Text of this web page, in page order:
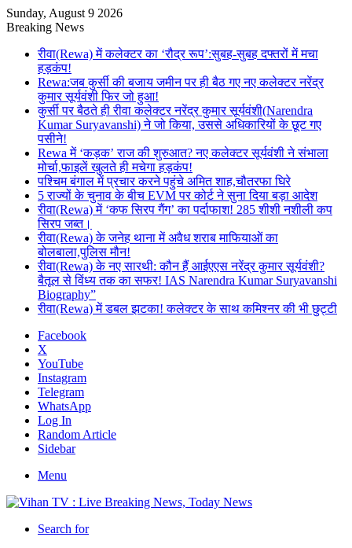
Sunday, August 9 2026
Breaking News
रीवा(Rewa) में कलेक्टर का ‘रौद्र रूप’:सुबह-सुबह दफ्तरों में मचा
हड़कंप!
Rewa:जब कुर्सी की बजाय जमीन पर ही बैठ गए नए कलेक्टर नरेंद्र
कुमार सूर्यवंशी फिर जो हुआ!
कुर्सी पर बैठते ही रीवा कलेक्टर नरेंद्र कुमार सूर्यवंशी(Narendra
Kumar Suryavanshi) ने जो किया, उससे अधिकारियों के छूट गए
पसीने!
Rewa में ‘कड़क’ राज की शुरुआत? नए कलेक्टर सूर्यवंशी ने संभाला
मोर्चा,फाइलें खुलते ही मचेगा हड़कंप!
पश्चिम बंगाल में प्रचार करने पहुंचे अमित शाह,चौतरफा घिरे
5 राज्यों के चुनाव के बीच EVM पर कोर्ट ने सुना दिया बड़ा आदेश
रीवा(Rewa) में ‘कफ सिरप गैंग’ का पर्दाफाश! 285 शीशी नशीली कप
सिरप जब्त।
रीवा(Rewa) के जनेह थाना में अवैध शराब माफियाओं का
बोलबाला,पुलिस मौन!
रीवा(Rewa) के नए सारथी: कौन हैं आईएएस नरेंद्र कुमार सूर्यवंशी?
बैतूल से विंध्य तक का सफर! IAS Narendra Kumar Suryavanshi
Biography”
रीवा(Rewa) में डबल झटका! कलेक्टर के साथ कमिश्नर की भी छुट्टी
Facebook
X
YouTube
Instagram
Telegram
WhatsApp
Log In
Random Article
Sidebar
Menu
Search for